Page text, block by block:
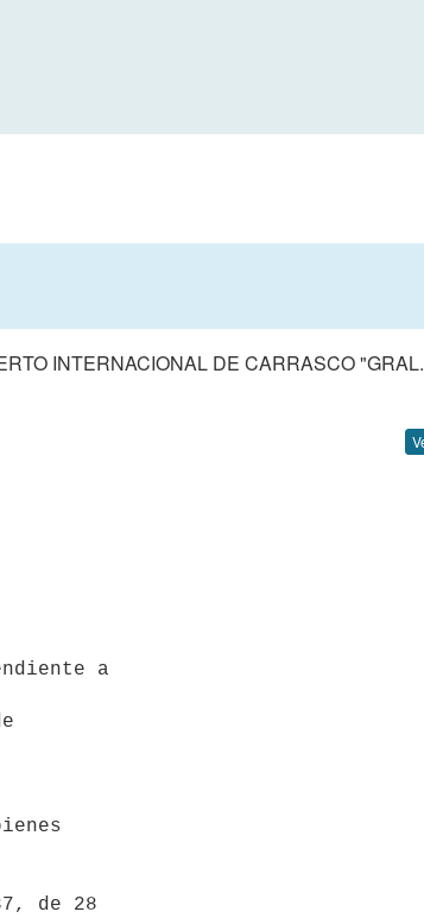
INTERNACIONAL DE CARRASCO
a
de 28